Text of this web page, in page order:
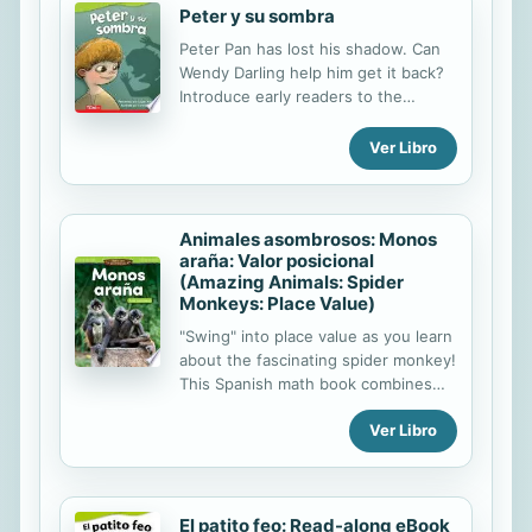
Peter y su sombra
Peter Pan has lost his shadow. Can
Wendy Darling help him get it back?
Introduce early readers to the
beautifully illustrated fiction reader.
With high-frequency words and
simple, repetitive sentences, this
book builds foundational reading
skills and supports early literacy.
Ver Libro
Animales asombrosos: Monos
araña: Valor posicional
(Amazing Animals: Spider
Monkeys: Place Value)
"Swing" into place value as you learn
about the fascinating spider monkey!
This Spanish math book combines
math and reading skills and uses
real-life examples of problem solving
to teach subject-area content. The
practice problems, and math
diagrams make learning place value
Ver Libro
El patito feo: Read-along eBook